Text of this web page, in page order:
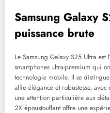
Samsung Galaxy
puissance brute
Le Samsung Galaxy S25 Ultra
smartphones ultra-premium qui
technologie mobile. Il se
allie élégance et robustesse,
une attention particulière aux
2X époustouflant offre une